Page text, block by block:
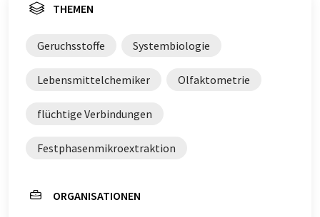
THEMEN
Geruchsstoffe Systembiologie
Lebensmittelchemiker Olfaktometrie
flüchtige Verbindungen
Festphasenmikroextraktion
ORGANISATIONEN